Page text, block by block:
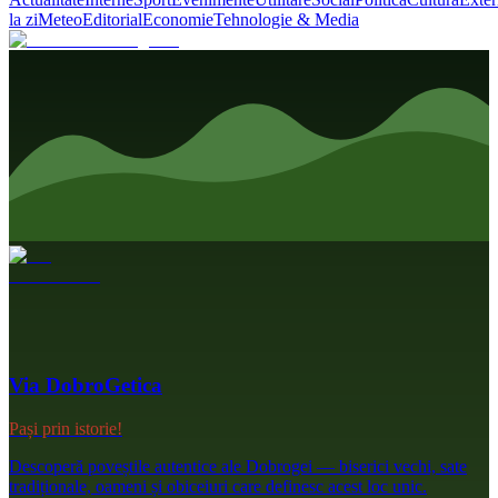
la ziMeteoEditorialEconomieTehnologie & Media
Via DobroGetica
Pași prin istorie!
Descoperă poveștile autentice ale Dobrogei — biserici vechi, sate
tradiționale, oameni și obiceiuri care definesc acest loc unic.